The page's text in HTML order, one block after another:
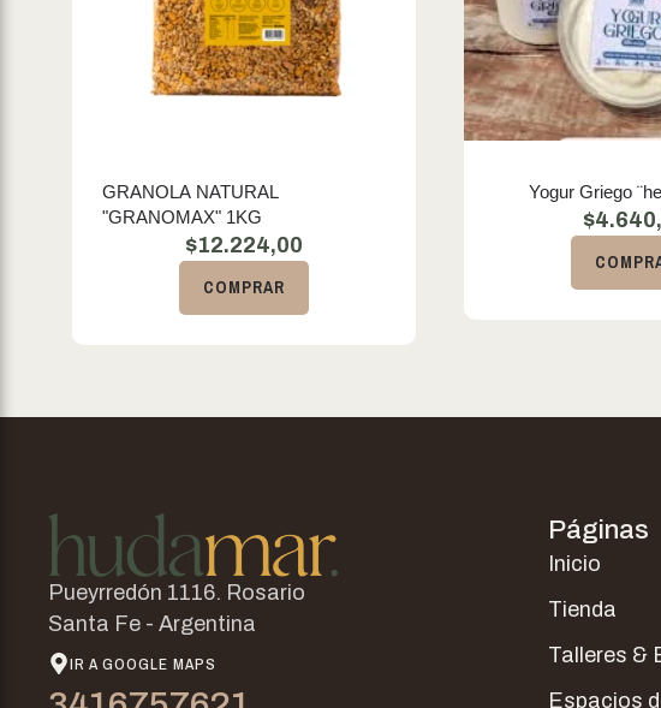
GRANOLA NATURAL
"GRANOMAX" 1KG
$12.224,00
COMPRAR
Yogur Griego
$
Pueyrredón 1116. Rosario
Santa Fe - Argentina
IR A GOOGLE MAPS
Páginas
Inicio
Tienda
Talleres &
Espacios